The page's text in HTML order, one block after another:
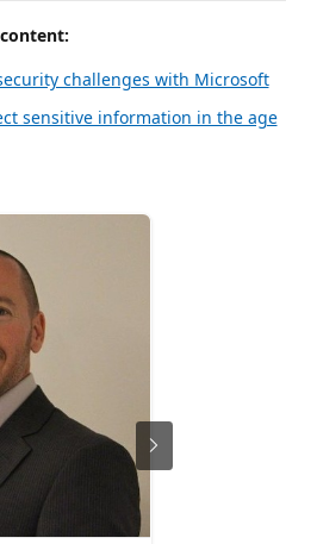
challenges with Microsoft
sensitive information in the age